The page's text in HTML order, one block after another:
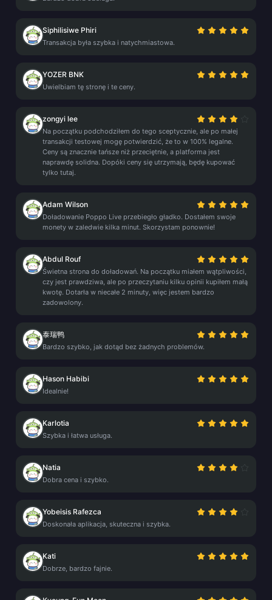
Siphilisiwe Phiri
Transakcja była szybka i natychmiastowa.
YOZER BNK
Uwielbiam tę stronę i te ceny.
zongyi lee
Na początku podchodziłem do tego sceptycznie, ale po małej
transakcji testowej mogę potwierdzić, że to w 100% legalne.
Ceny są znacznie tańsze niż przeciętnie, a platforma jest
naprawdę solidna. Dopóki ceny się utrzymają, będę kupować
tylko tutaj.
Adam Wilson
Doładowanie Poppo Live przebiegło gładko. Dostałem swoje
monety w zaledwie kilka minut. Skorzystam ponownie!
Abdul Rouf
Świetna strona do doładowań. Na początku miałem wątpliwości,
czy jest prawdziwa, ale po przeczytaniu kilku opinii kupiłem małą
kwotę. Dotarła w niecałe 2 minuty, więc jestem bardzo
zadowolony.
泰瑞鸭
Bardzo szybko, jak dotąd bez żadnych problemów.
Hason Habibi
Idealnie!
Karlotia
Szybka i łatwa usługa.
Natia
Dobra cena i szybko.
Yobeisis Rafezca
Doskonała aplikacja, skuteczna i szybka.
Kati
Dobrze, bardzo fajnie.